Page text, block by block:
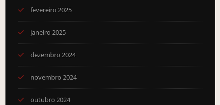
fevereiro 2025
janeiro 2025
dezembro 2024
novembro 2024
outubro 2024